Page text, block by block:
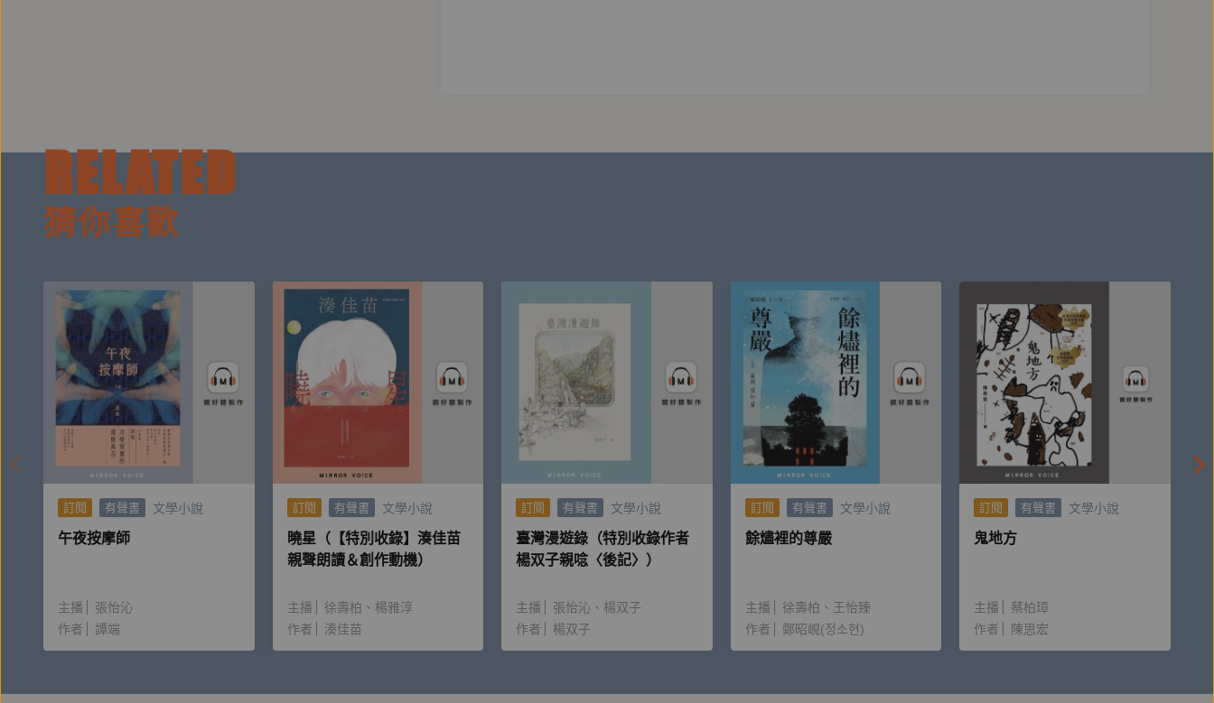
你將會隨著劇情的走向，跟著保生大帝一起感受人世間的冷暖，
發現祂是如何以慈悲為懷之心，度過每一次艱難的挑戰。
RELATED
猜你喜歡
訂閱 有聲書 文學小說
午夜按摩師
主播
張怡沁
作者
譚端
訂閱 有聲書 文學小說
曉星（【特別收錄】湊佳苗
親聲朗讀＆創作動機）
主播 徐壽柏
楊雅淳
作者
湊佳苗
訂閱 有聲書 文學小說
臺灣漫遊錄（特別收錄作者
楊双子親唸〈後記〉）
主播 張怡沁
楊双子
作者
楊双子
訂閱 有聲書 文學小說
餘燼裡的尊嚴
主播 徐壽柏
王怡臻
作者
鄭昭峴(정소현)
訂閱 有聲書 文學小說
鬼地方
主播
蔡柏璋
作者
陳思宏